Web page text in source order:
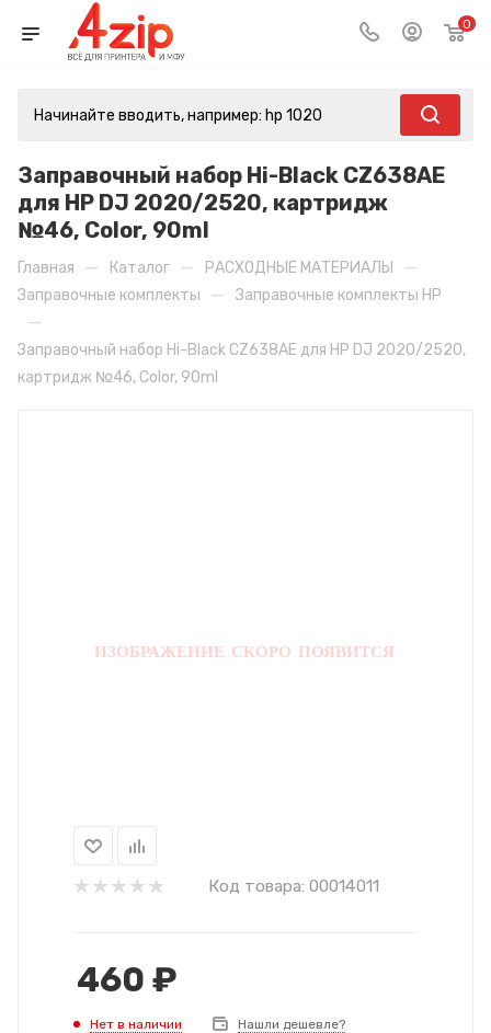
0
Заправочный набор Hi-Black CZ638AE
для HP DJ 2020/2520, картридж
№46, Сolor, 90ml
Главная — Каталог — РАСХОДНЫЕ МАТЕРИАЛЫ —
Заправочные комплекты — Заправочные комплекты HP
—
Заправочный набор Hi-Black CZ638AE для HP DJ 2020/2520,
картридж №46, Сolor, 90ml
Код товара: 00014011
460 ₽
Нет в наличии Нашли дешевле?